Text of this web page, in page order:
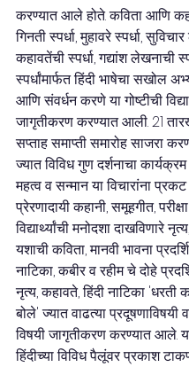
करण्यात आले होते. कविता आणि
गिनती स्पर्धा, मुहावरे स्पर्धा,
कहावतेंची स्पर्धा, गद्यांश लेखनाची
स्पर्धांमार्फत हिंदी भाषेचा सखोल
आणि संवर्धन करणे या गोष्टीची
जागृतीकरण करण्यात आली. 21
सप्ताह समाप्ती समारोह साजरा
ज्यात विविध गुण दर्शनाचा
महत्व व सन्मान या विचारांना
प्रेरणादायी कहानी, समूहगीत,
विद्यार्थ्यांची मनोदशा दाखविणारे
यशाची कविता, मानवी भावना
नाटिका, कबीर व रहीम चे दोहे
नृत्य, कहावते, हिंदी नाटिका 'धरती
बोले' ज्यात वाढत्या
विषयी जागृतीकरण करण्यात आले.
हिंदीच्या विविध पैलूंवर प्रकाश